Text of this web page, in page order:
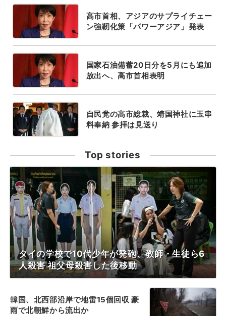
高市首相、アジアのサプライチェー
ン強靭化策「パワーアジア」発表
国家石油備蓄20日分を5月にも追加
放出へ、高市首相表明
自民党の高市総裁、靖国神社に玉串
料奉納 参拝は見送り
Top stories
タイの学校で10代少年が発砲、教師・生徒ら6
人殺害 祖父母殺害した後移動
韓国、北西部沿岸で地雷15個回収 豪
雨で北朝鮮から流出か